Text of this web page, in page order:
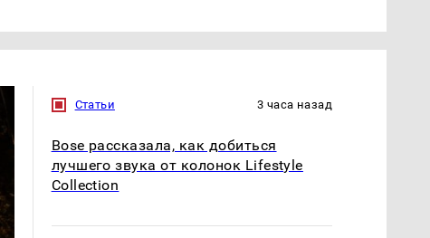
Статьи 3 часа назад
Bose рассказала, как добиться
лучшего звука от колонок Lifestyle
Collection